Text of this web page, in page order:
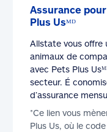
Assurance
Plus Usᴹᴰ
Allstate vous offre
animaux de
avec Pets Plus
secteur. É
d’assurance
*Ce lien vous
Plus Us, où le